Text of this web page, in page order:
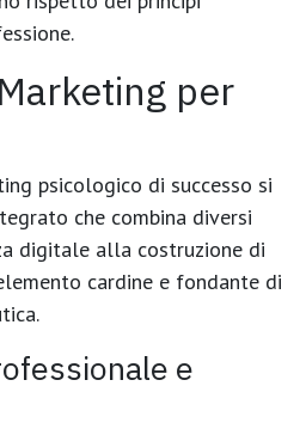
per
psicologico di successo si
che combina diversi
digitale alla costruzione di
cardine e fondante di
e